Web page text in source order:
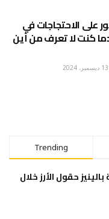
على الاحتجاجات في
كنت لا تعرف من أين
Trending
بالينيز حقول الأرز خلال